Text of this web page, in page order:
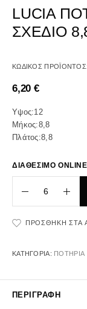
LUCIA
ΣΧΕΔΙΟ
ΚΩΔΙΚΌΣ ΠΡΟΪΌΝΤΟΣ:
6,20€
Υψος:12
Μήκος:8,8
Πλάτος:8,8
ΔΙΑΘΕΣΙΜΟ
ΠΡΟΣΘΉΚΗ ΣΤΑ
ΚΑΤΗΓΟΡΊΑ: ΠΟΤΗΡΙΑ
ΠΕΡΙΓΡΑΦΉ